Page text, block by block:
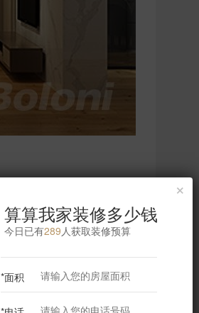
更多餐厅灵感
×
算算我家装修多少钱
今日已有289 人获取装修预算
*面积